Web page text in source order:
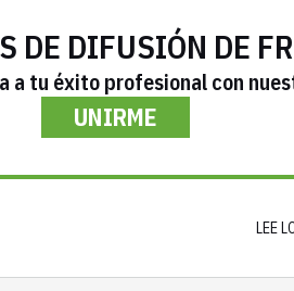
DE DIFUSIÓN DE
a tu éxito profesional con
UNIRME
LEE